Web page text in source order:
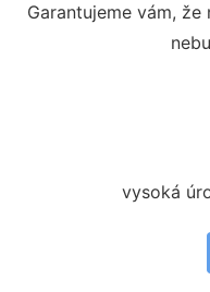
Garantujeme vám,
vysoká